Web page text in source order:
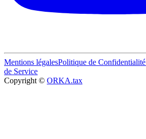
Mentions légalesPolitique de Confidentialité
de Service
Copyright © ORKA.tax